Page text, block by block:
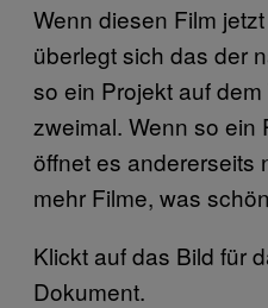
Wenn diesen Film
überlegt sich das der
so ein Projekt auf
zweimal. Wenn so ein
öffnet es andererseits
mehr Filme, was
Klickt auf das Bild für
Dokument.